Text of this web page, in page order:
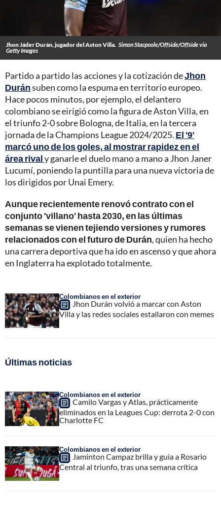
Jhon Jáder Durán, jugador del Aston Villa. Simon Stacpoole/Offside/Offside via
Getty Images
Partido a partido las acciones y la cotización deJhon
Duránsuben como la espuma en territorio europeo.
Hace pocos minutos, por ejemplo, el delantero
colombiano se eirigió como la figura de Aston Villa, en
el triunfo 2-0 sobre Bologna, de Italia, en la tercera
jornada de la Champions League 2024/2025. El '9'
marcó uno de los goles, al mostrar rapidez en el
área rivaly ganarle el duelo mano a mano a Jhon Janer
Lucumí, poniendo la puntilla para una nueva victoria de
los dirigidos por Unai Emery.
Aunque recientemente renovó contrato con el
conjunto 'villano' hasta 2030, en las últimas
semanas se vienen tejiendo versiones y rumores
relacionados con el futuro de Durán, quien ha hecho
una carrera deportiva que ha ido en ascenso y que ahora
en Inglaterra ha explotado totalmente.
Colombianos en el exterior
Jhon Durán volvió a marcar con Aston
Villa y las redes sociales estallaron con memes
Últimas noticias
Colombianos en el exterior
Camilo Vargas y Atlas, prácticamente
eliminados en la Leagues Cup: derrota 2-0 con
Charlotte FC
Colombianos en el exterior
Jaminton Campaz brilla y guía a Rosario
Central al triunfo, tras una semana crítica